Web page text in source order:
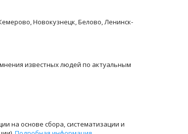
Новокузнецк, Белово, Ленинск-
известных людей по актуальным
на основе сбора, систематизации и